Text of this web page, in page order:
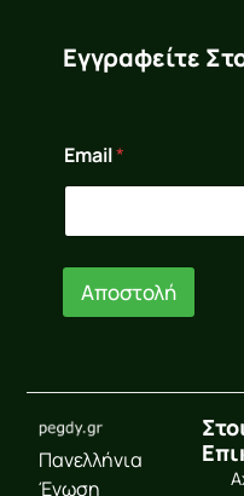
Εγγραφείτε
E
m
i
*
Email*
Αποστολή
Πανελλήνια
Ένωση